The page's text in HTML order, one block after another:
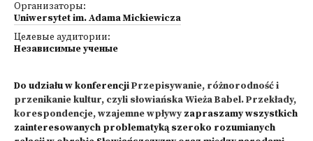
Организаторы:
Uniwersytet im. Adama Mickiewicza
Целевые аудитории:
Независимые ученые
Do udziału w konferencjiPrzepisywanie, różnorodność i
przenikanie kultur, czyli słowiańska Wieża Babel. Przekłady,
korespondencje, wzajemne wpływyzapraszamy wszystkich
zainteresowanych problematyką szeroko rozumianych